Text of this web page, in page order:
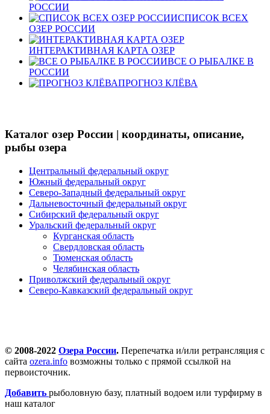
РОССИИ
СПИСОК ВСЕХ
ОЗЕР РОССИИ
ИНТЕРАКТИВНАЯ КАРТА ОЗЕР
ВСЕ О РЫБАЛКЕ В
РОССИИ
ПРОГНОЗ КЛЁВА
Каталог озер России | координаты, описание,
рыбы озера
Центральный федеральный округ
Южный федеральный округ
Северо-Западный федеральный округ
Дальневосточный федеральный округ
Сибирский федеральный округ
Уральский федеральный округ
Курганская область
Свердловская область
Тюменская область
Челябинская область
Приволжский федеральный округ
Северо-Кавказский федеральный округ
© 2008-2022 Озера России. Перепечатка и/или ретрансляция с
сайта ozera.info возможны только с прямой ссылкой на
первоисточник.
Добавить рыболовную базу, платный водоем или турфирму в
наш каталог